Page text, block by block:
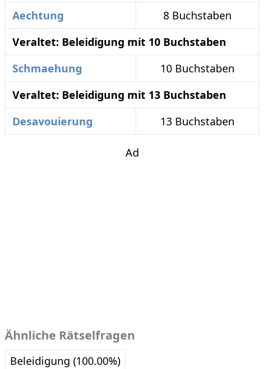
Aechtung
8 Buchstaben
Veraltet: Beleidigung mit 10 Buchstaben
Schmaehung
10 Buchstaben
Veraltet: Beleidigung mit 13 Buchstaben
Desavouierung
13 Buchstaben
Ad
Ähnliche Rätselfragen
Beleidigung (100.00%)